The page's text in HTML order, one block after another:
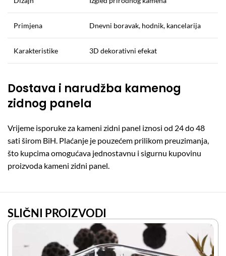
Primjena Dnevni boravak, hodnik, kancelarija
Karakteristike 3D dekorativni efekat
Dostava i narudžba kamenog
zidnog panela
Vrijeme isporuke za kameni zidni panel iznosi od 24 do 48
sati širom BiH. Plaćanje je pouzećem prilikom preuzimanja,
što kupcima omogućava jednostavnu i sigurnu kupovinu
proizvoda kameni zidni panel.
SLIČNI PROIZVODI